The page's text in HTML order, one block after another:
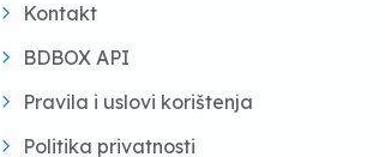
Kontakt
BDBOX API
Pravila i uslovi korištenja
Politika privatnosti